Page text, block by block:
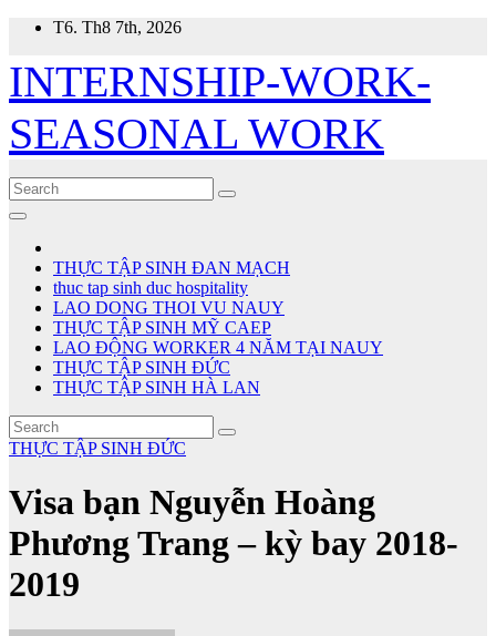
Skip
content
T6. Th8 7th, 2026
INTERNSHIP-WORK-
SEASONAL WORK
THỰC TẬP SINH ĐAN MẠCH
thuc tap sinh duc hospitality
LAO DONG THOI VU NAUY
THỰC TẬP SINH MỸ CAEP
LAO ĐỘNG WORKER 4 NĂM TẠI NAUY
THỰC TẬP SINH ĐỨC
THỰC TẬP SINH HÀ LAN
THỰC TẬP SINH ĐỨC
Visa bạn Nguyễn Hoàng
Phương Trang – kỳ bay 2018-
2019